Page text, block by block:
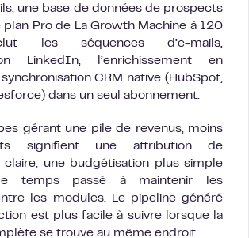
une base de données de prospects
plan Pro de La Growth Machine à 120
les séquences d’e-mails,
LinkedIn, l’enrichissement en
CRM native (HubSpot,
dans un seul abonnement.
gérant une pile de revenus, moins
signifient une attribution de
claire, une budgétisation plus simple
temps passé à maintenir les
les modules. Le pipeline généré
est plus facile à suivre lorsque la
se trouve au même endroit.